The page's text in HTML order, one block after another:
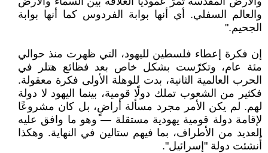
والعالم السفلي. أي أنها بوابة الفردوس كما أنها بوابة
الجحيم."
إن فكرة إعطاء فلسطين لليهود، التي ظهرت منذ حوالي
مئة عام، وتكرّست بشكل خاص بعد فظائع هتلر في
الحرب العالمية الثانية، بدت للوهلة الأولى فكرة معقولة.
فكثير من الشعوب تملك دولًا قومية، بينما اليهود لا دولة
لهم. لم يكن الأمر مجرد مسألة أراضٍ، بل كان مشروعًا
لإقامة دولة قومية يهودية مستقلة — وهو ما وافق عليه
العديد من الأطراف، بما فيهم ستالين في النهاية. وهكذا
أُنشئت دولة "إسرائيل".